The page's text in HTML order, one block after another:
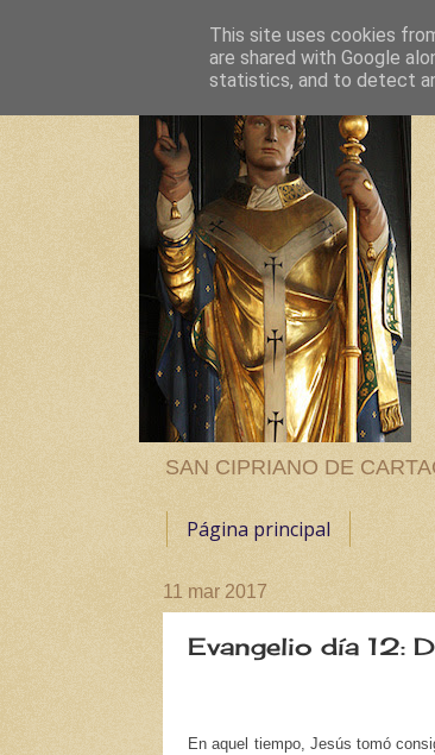
SAN CIPRIANO DE
Página principal
11 mar 2017
Evangelio día 12:
En aquel tiempo, Jesús tomó
This site uses cookies
are shared with Google
statistics, and to detect